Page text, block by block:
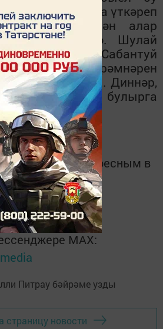
халкы да үткәреп
дә тиздән алар
дип көтелә. Шулай
дә Сабантуй
милли бәйрәмнәрен
безнең районда. Диннәр,
шулай нык булырга
важным и интересным в
Татмедиа
в
MАХ:
страницу новости